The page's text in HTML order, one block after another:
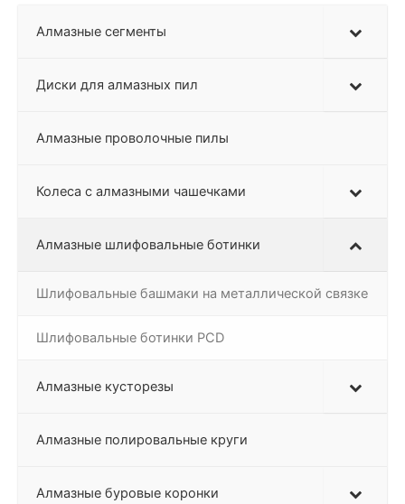
Алмазные сегменты
Диски для алмазных пил
Алмазные проволочные пилы
Колеса с алмазными чашечками
Алмазные шлифовальные ботинки
Шлифовальные башмаки на металлической связке
Шлифовальные ботинки PCD
Алмазные кусторезы
Алмазные полировальные круги
Алмазные буровые коронки